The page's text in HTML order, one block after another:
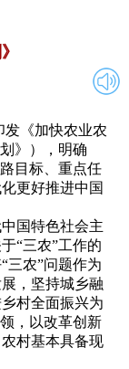
《加快农业农
》），明确
目标、重点任
更好推进中国
国特色社会主
“三农”工作的
三农”问题作为
，坚持城乡融
村全面振兴为
，以改革创新
村基本具备现